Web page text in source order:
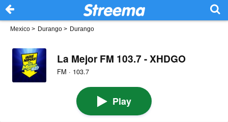
Mexico > Durango > Durango
La Mejor FM 103.7 - XHDGO
FM · 103.7
Play